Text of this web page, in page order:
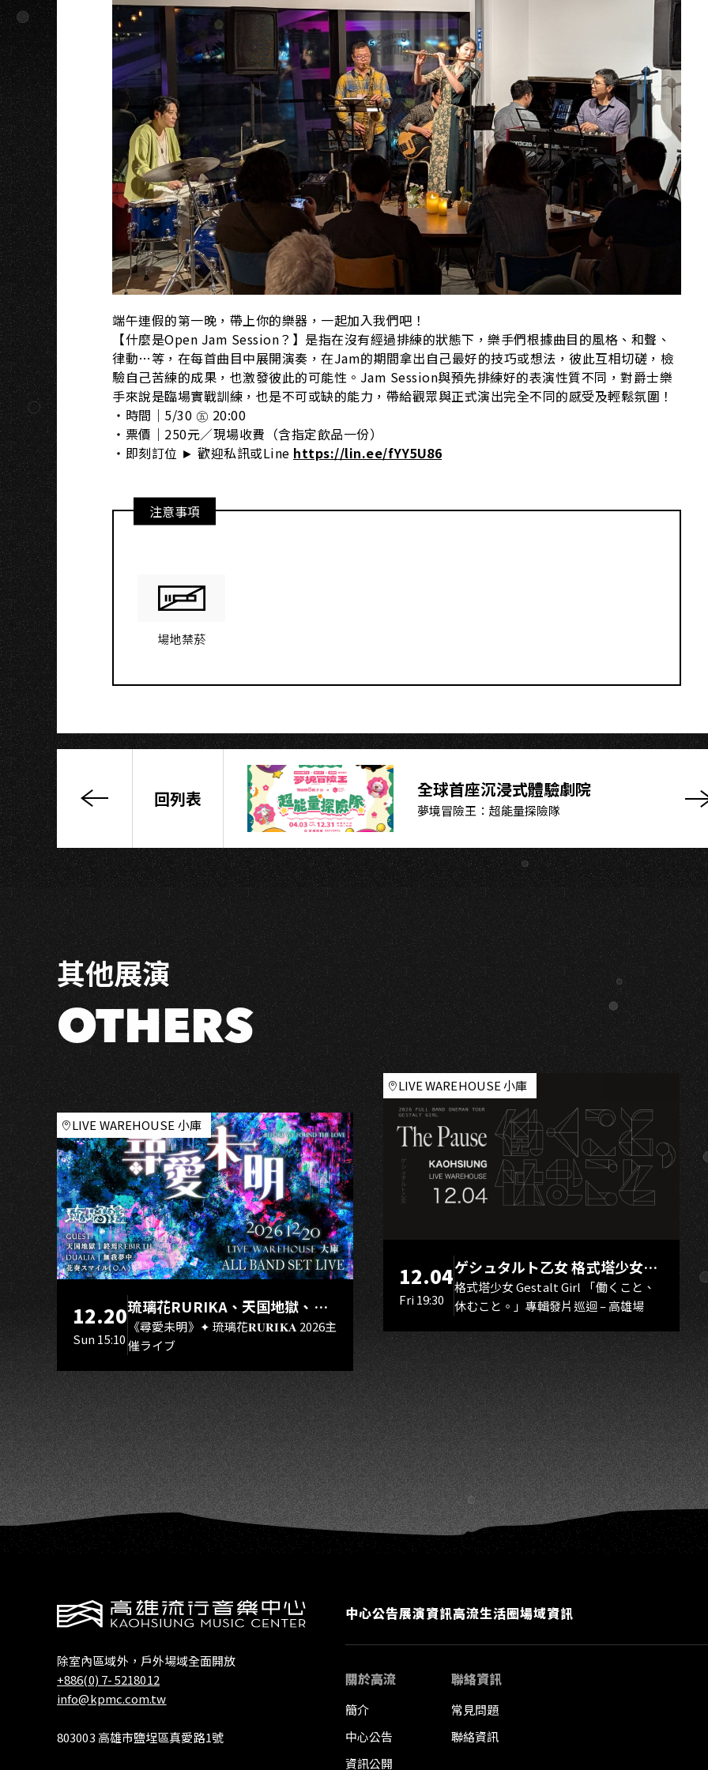
端午連假的第一晚，帶上你的樂器，一起加入我們吧！
【什麼是Open Jam Session？】是指在沒有經過排練的狀態下，樂手們根據曲目的風格、和聲、
律動…等，在每首曲目中展開演奏，在Jam的期間拿出自己最好的技巧或想法，彼此互相切磋，檢
驗自己苦練的成果，也激發彼此的可能性。Jam Session與預先排練好的表演性質不同，對爵士樂
手來說是臨場實戰訓練，也是不可或缺的能力，帶給觀眾與正式演出完全不同的感受及輕鬆氛圍！
・時間｜5/30 ㊄ 20:00
・票價｜250元／現場收費（含指定飲品一份）
・即刻訂位 ► 歡迎私訊或Line https://lin.ee/fYY5U86
注意事項
場地禁菸
Jazz？
｜
爵
式
人
聲
樂
團
回列表 全球首座沉浸式體驗劇院
夢境冒險王：超能量探險隊
其他展演
OTHERS
LIVE WAREHOUSE 小庫
12.20
Sun 15:10
琉璃花RURIKA、天国地獄、終
焉Rebirth、DUALIA、無我夢
中、花奏スマイル（O.A.）
《尋愛未明》✦ 琉璃花𝐑𝐔𝐑𝐈𝐊𝐀 2026主
催ライブ
LIVE WAREHOUSE 小庫
12.04
Fri 19:30
ゲシュタルト乙女 格式塔少女
Gestalt Girl
格式塔少女 Gestalt Girl 「働くこと、
休むこと。」專輯發片巡迴 – 高雄場
除室內區域外，戶外場域全面開放
+886(0) 7- 5218012
info@kpmc.com.tw
803003 高雄市鹽埕區真愛路1號
中心公告展演資訊高流生活圈場域資訊
關於高流
簡介
中心公告
資訊公開
聯絡資訊
常見問題
聯絡資訊